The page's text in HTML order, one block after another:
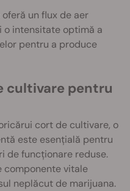
un flux de aer
o intensitate optimă a
pentru a produce
cultivare pentru
cort de cultivare, o
este esențială pentru
de funcționare reduse.
componente vitale
neplăcut de marijuana.